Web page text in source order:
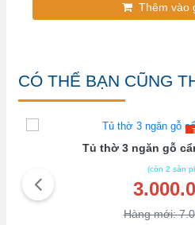
Thêm vào
CÓ THỂ BẠN CŨNG
Tủ thờ 3 ngăn gỗ
(còn 2 sản
Hàng mới: